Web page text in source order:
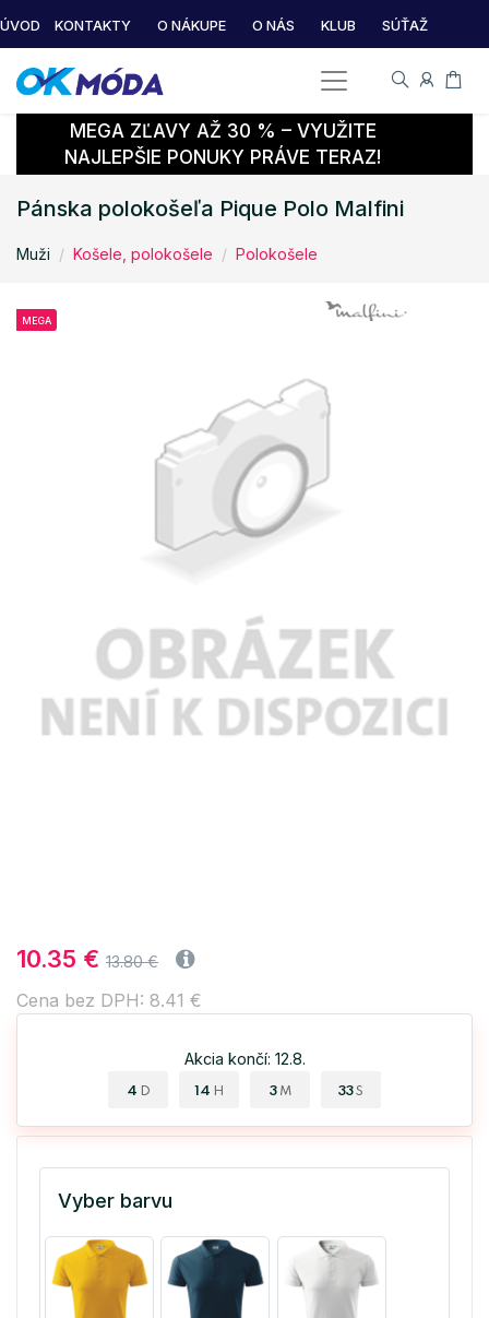
ÚVOD KONTAKTY O NÁKUPE O NÁS KLUB SÚŤAŽ
MEGA ZĽAVY AŽ 30 % – VYUŽITE
NAJLEPŠIE PONUKY PRÁVE TERAZ!
Pánska polokošeľa Pique Polo Malfini
Muži Košele, polokošele Polokošele
MEGA
10.35 € 13.80 €
Cena bez DPH: 8.41 €
Akcia končí: 12.8.
4 D 14 H 3 M 32 S
Vyber barvu